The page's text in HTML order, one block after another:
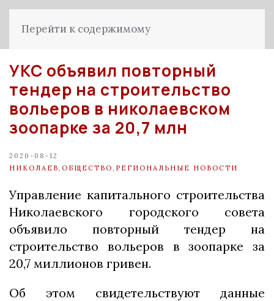
Перейти к содержимому
УКС объявил повторный
тендер на строительство
вольеров в николаевском
зоопарке за 20,7 млн
2020-08-12
НИКОЛАЕВ ОБЩЕСТВО РЕГИОНАЛЬНЫЕ НОВОСТИ
Управление капитального строительства
Николаевского городского совета
объявило повторный тендер на
строительство вольеров в зоопарке за
20,7 миллионов гривен.
Об этом свидетельствуют данные